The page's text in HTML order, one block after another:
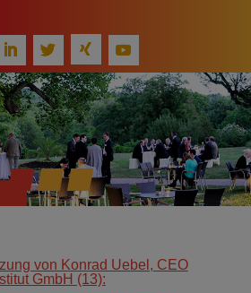
O A D I N G
von Konrad Uebel, CEO
GmbH (13):